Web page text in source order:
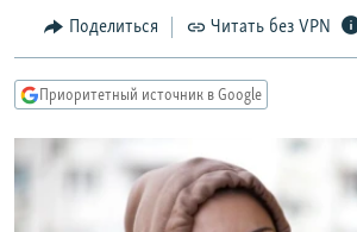
Вернутся
поиску
КУЛЬТУРА
КАВКАЗ.РЕАЛИИ
СЕВЕР.РЕАЛИИ
СИБИРЬ.РЕАЛИИ
Поделиться Читать без VPN
Приоритетный источник в Google